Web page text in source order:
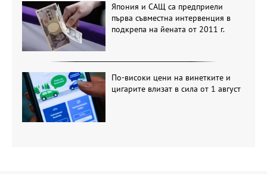
Япония и САЩ са предприели
първа съвместна интервенция в
подкрепа на йената от 2011 г.
По-високи цени на винетките и
цигарите влизат в сила от 1 август